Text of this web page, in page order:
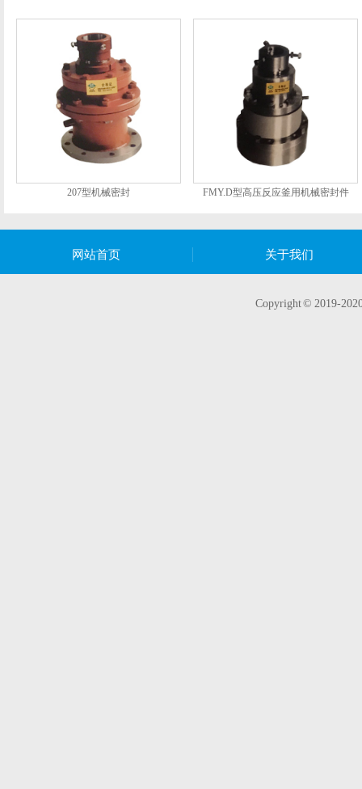
207型机械密封 FMY.D型高压反应釜用机械密封件
网站首页 关于我们
Copyright © 2019-